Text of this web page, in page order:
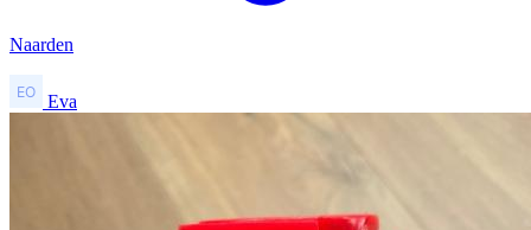
Naarden
Eva